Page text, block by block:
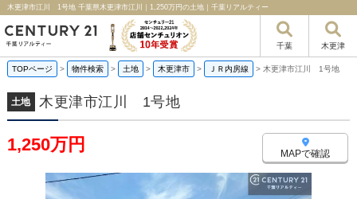
木更津市江川 1号地 千葉県木更津市江川｜1,250万円の土地｜千葉リアルティー
千葉 木更津
TOPページ > 物件検索 > 土地 > 木更津市 > ＪＲ内房線 > 木更津市江川 1号地
土地 木更津市江川 1号地
1,250万円 MAPで確認